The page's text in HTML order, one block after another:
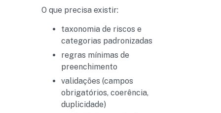
O que precisa existir:
taxonomia de riscos e
categorias padronizadas
regras mínimas de
preenchimento
validações (campos
obrigatórios, coerência,
duplicidade)